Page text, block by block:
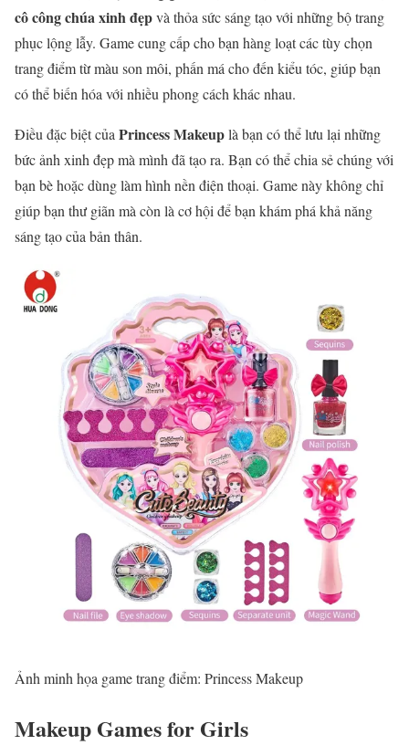
cô công chúa xinh đẹpvà thỏa sức sáng tạo với những bộ trang
phục lộng lẫy. Game cung cấp cho bạn hàng loạt các tùy chọn
trang điểm từ màu son môi, phấn má cho đến kiểu tóc, giúp bạn
có thể biến hóa với nhiều phong cách khác nhau.
Điều đặc biệt của Princess Makeuplà bạn có thể lưu lại những
bức ảnh xinh đẹp mà mình đã tạo ra. Bạn có thể chia sẻ chúng với
bạn bè hoặc dùng làm hình nền điện thoại. Game này không chỉ
giúp bạn thư giãn mà còn là cơ hội để bạn khám phá khả năng
sáng tạo của bản thân.
Ảnh minh họa game trang điểm: Princess Makeup
Makeup Games for Girls